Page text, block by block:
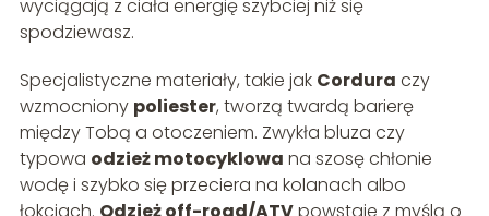
wyciągają z ciała energię szybciej niż się
spodziewasz.
Specjalistyczne materiały, takie jak Cordura czy
wzmocniony poliester, tworzą twardą barierę
między Tobą a otoczeniem. Zwykła bluza czy
typowa odzież motocyklowa na szosę chłonie
wodę i szybko się przeciera na kolanach albo